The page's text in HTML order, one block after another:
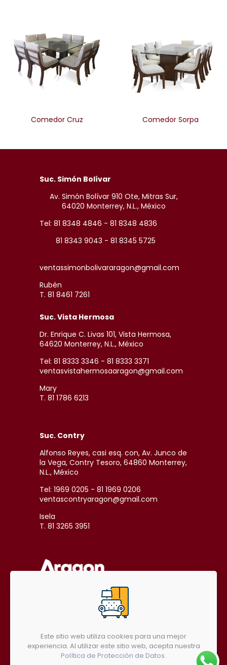
Comedor Cruz Comedor Sorpa
Suc. Simón Bolívar
Av. Simón Bolívar 910 Ote, Mitras Sur,
64020 Monterrey, N.L., México
Tel: 81 8348 4846 - 81 8348 4836
81 8343 9043 - 81 8345 5725
ventassimonbolivararagon@gmail.com
Rubén
T. 81 8461 7261
Suc. Vista Hermosa
Dr. Enrique C. Livas 101, Vista Hermosa,
64620 Monterrey, N.L., México
Tel: 81 8333 3346 - 81 8333 3371
ventasvistahermosaaragon@gmail.com
Mary
T. 81 1786 6213
Suc. Contry
Alfonso Reyes, casi esq. con, Av. Junco de
la Vega, Contry Tesoro, 64860 Monterrey,
N.L., México
Tel: 1969 0205 - 81 1969 0206
ventascontryaragon@gmail.com
Isela
T. 81 3265 3951
SÍGUENOS EN REDES SOCIALES
Este sitio web utiliza cookies para una mejor
experiencia. Al utilizar este sitio web, acepta nuestra
Política de Protección de Datos.